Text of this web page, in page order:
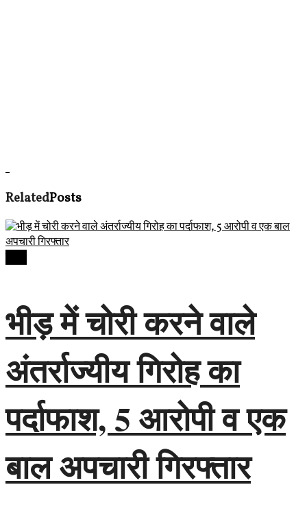
RelatedPosts
भीड़ में चोरी करने वाले
अंतर्राज्यीय गिरोह का
पर्दाफाश, 5 आरोपी व एक
बाल अपचारी गिरफ्तार